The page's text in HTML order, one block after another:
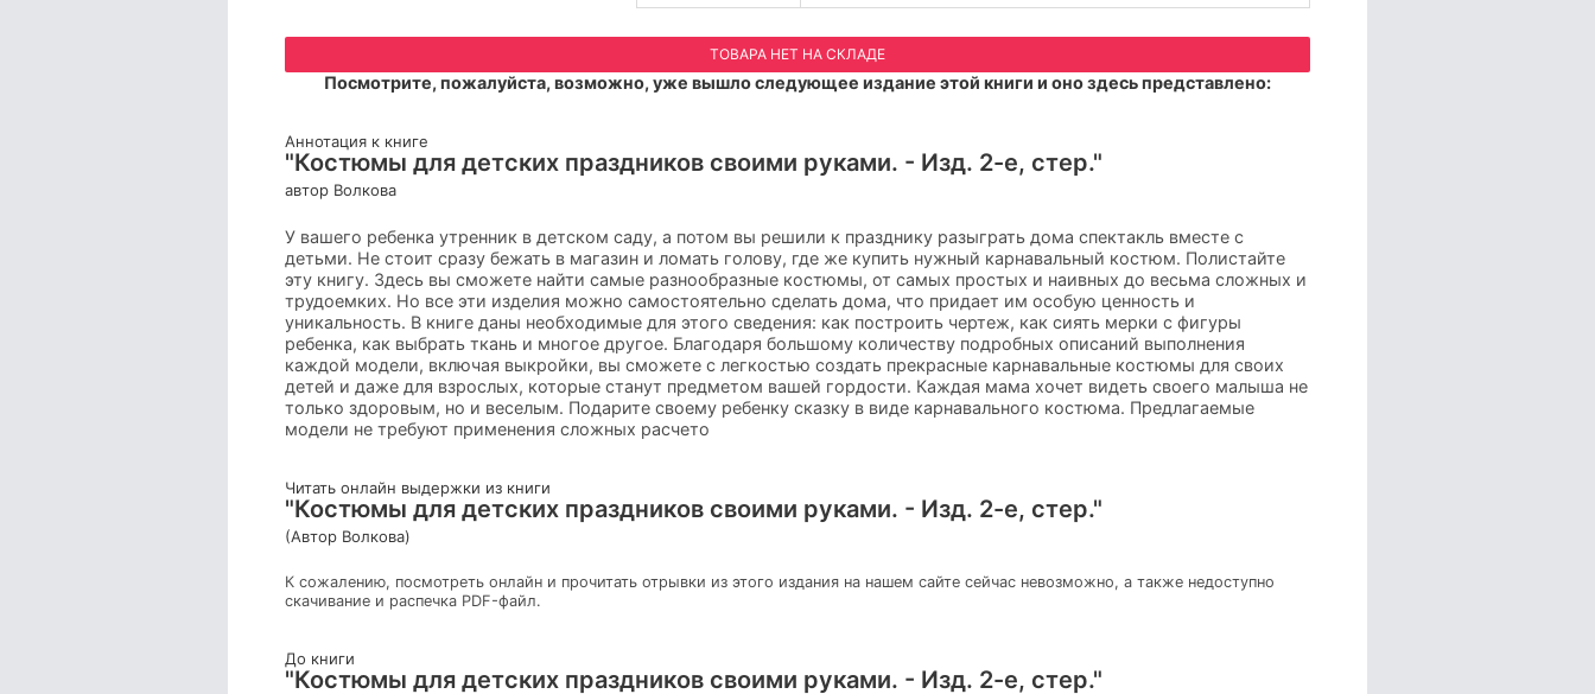
ТОВАРА НЕТ НА СКЛАДЕ
Посмотрите, пожалуйста, возможно, уже вышло следующее издание этой книги и оно здесь представлено:
Аннотация к книге
"Костюмы для детских праздников своими руками. - Изд. 2-е, стер."
автор Волкова
У вашего ребенка утренник в детском саду, а потом вы решили к празднику разыграть дома спектакль вместе с
детьми. Не стоит сразу бежать в магазин и ломать голову, где же купить нужный карнавальный костюм. Полистайте
эту книгу. Здесь вы сможете найти самые разнообразные костюмы, от самых простых и наивных до весьма сложных и
трудоемких. Но все эти изделия можно самостоятельно сделать дома, что придает им особую ценность и
уникальность. В книге даны необходимые для этого сведения: как построить чертеж, как сиять мерки с фигуры
ребенка, как выбрать ткань и многое другое. Благодаря большому количеству подробных описаний выполнения
каждой модели, включая выкройки, вы сможете с легкостью создать прекрасные карнавальные костюмы для своих
детей и даже для взрослых, которые станут предметом вашей гордости. Каждая мама хочет видеть своего малыша не
только здоровым, но и веселым. Подарите своему ребенку сказку в виде карнавального костюма. Предлагаемые
модели не требуют применения сложных расчето
Читать онлайн выдержки из книги
"Костюмы для детских праздников своими руками. - Изд. 2-е, стер."
(Автор Волкова)
К сожалению, посмотреть онлайн и прочитать отрывки из этого издания на нашем сайте сейчас невозможно, а также недоступно
скачивание и распечка PDF-файл.
До книги
"Костюмы для детских праздников своими руками. - Изд. 2-е, стер."